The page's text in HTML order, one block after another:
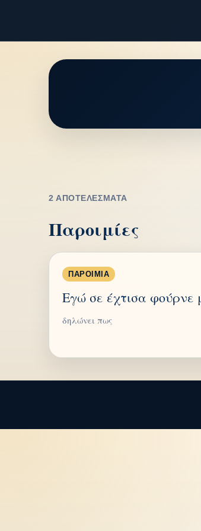
2 ΑΠΟΤΕΛΈΣΜΑΤΑ
Παροιμίες
ΠΑΡΟΙΜΊΑ
Εγώ σε έχτισα
δηλώνει πως